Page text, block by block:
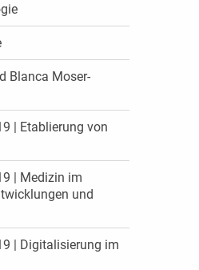
Blanca Moser-
| Etablierung von
| Medizin im
und
| Digitalisierung im